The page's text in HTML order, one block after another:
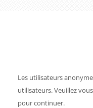
Les utilisateurs
utilisateurs. Veuillez
pour continuer.